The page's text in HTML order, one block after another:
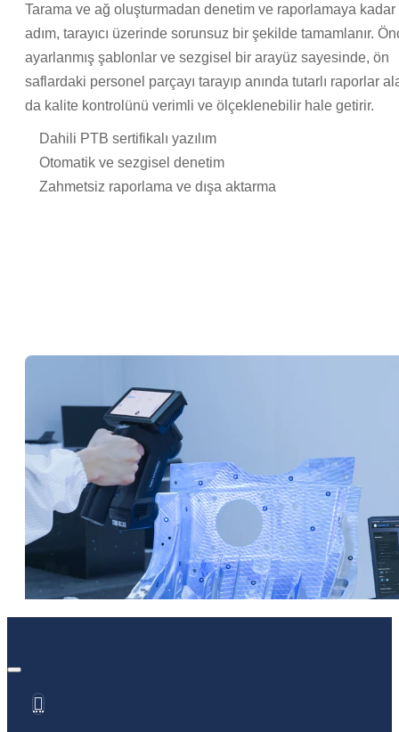
Tarama ve ağ oluşturmadan denetim ve raporlamaya kadar
adım, tarayıcı üzerinde sorunsuz bir şekilde tamamlanır.
ayarlanmış şablonlar ve sezgisel bir arayüz sayesinde, ön
saflardaki personel parçayı tarayıp anında tutarlı raporlar
da kalite kontrolünü verimli ve ölçeklenebilir hale getirir.
Dahili PTB sertifikalı yazılım
Otomatik ve sezgisel denetim
Zahmetsiz raporlama ve dışa aktarma